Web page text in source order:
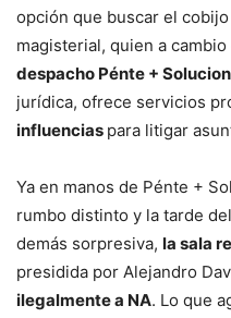
opción que buscar el
magisterial, quien a
despacho Pénte +
jurídica, ofrece servicios
influencias para litigar
Ya en manos de Pénte +
rumbo distinto y la tarde
demás sorpresiva, la sala
presidida por Alejandro
ilegalmente a NA. Lo que